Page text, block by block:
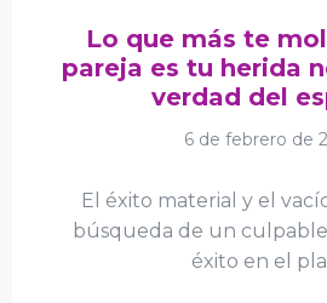
Lo que más te
pareja es tu herida
verdad del
6 de febrero de
El éxito material y el
búsqueda de un culpable
éxito en el